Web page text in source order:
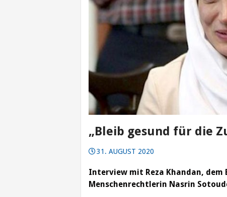
„Bleib gesund für die
31. AUGUST 2020
Interview mit Reza Khandan,
Menschenrechtlerin Nasrin